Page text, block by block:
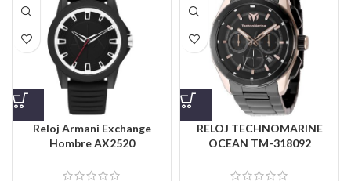
Reloj Armani Exchange
Hombre AX2520
RELOJ TECHNOMARINE
OCEAN TM-318092